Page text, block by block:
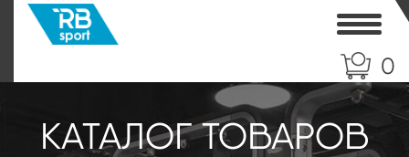
0
КАТАЛОГ ТОВАРОВ